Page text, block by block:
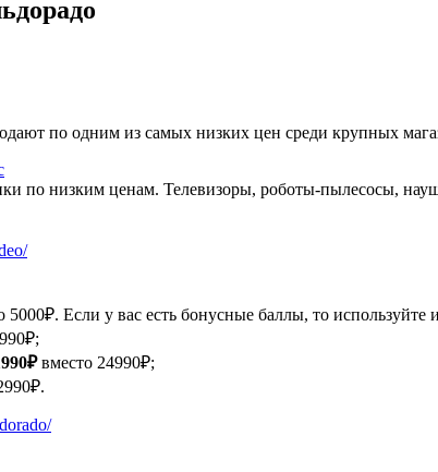
по одним из самых низких цен среди крупных
по низким ценам. Телевизоры, роботы-пылесосы,
Если у вас есть бонусные баллы, то
вместо 24990₽;